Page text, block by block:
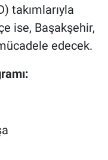
takımlarıyla
ise, Başakşehir,
edecek.